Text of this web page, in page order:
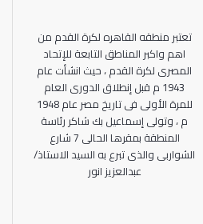
جدول ترتيب الدوري الإنجليزي،
خلف تشيلسي الرابع 64 نقطة من 36 مباراة، وليستر سيتي الثالث
تعتبر منطقه القاهره لكرة القدم من
اهم واكبر المناطق التابعة للإتحاد
المصرى لكرة القدم ، حيث انشأت عام
1943 م قبل إنطلاق الدورى العام
للمرة الأولى فى تاريخ مصر عام 1948
م ، وتولى إسماعيل بك شاكر رئاسة
المنطقة بمقرها الحالى 7 شارع
الشواربى والذى تبرع به السيد الاستاذ/
عبدالعزيز انور